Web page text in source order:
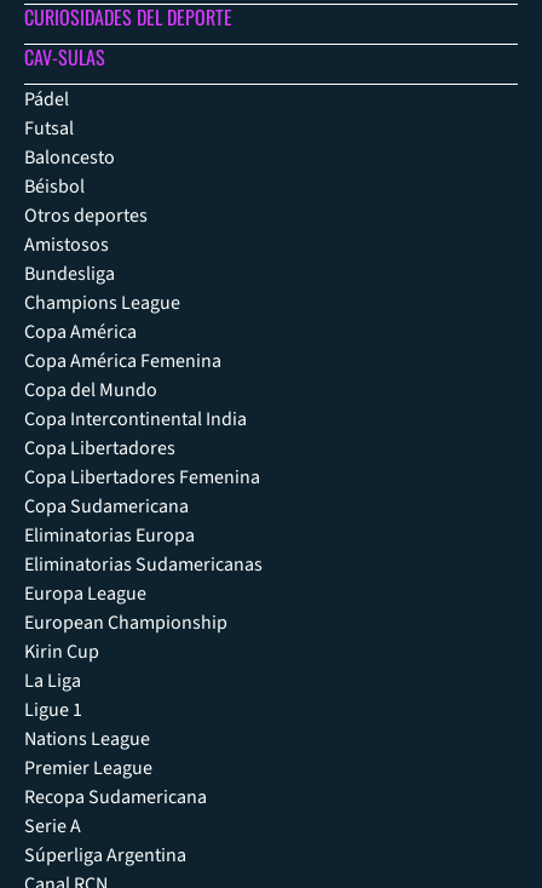
CURIOSIDADES DEL DEPORTE
CAV-SULAS
Pádel
Futsal
Baloncesto
Béisbol
Otros deportes
Amistosos
Bundesliga
Champions League
Copa América
Copa América Femenina
Copa del Mundo
Copa Intercontinental India
Copa Libertadores
Copa Libertadores Femenina
Copa Sudamericana
Eliminatorias Europa
Eliminatorias Sudamericanas
Europa League
European Championship
Kirin Cup
La Liga
Ligue 1
Nations League
Premier League
Recopa Sudamericana
Serie A
Súperliga Argentina